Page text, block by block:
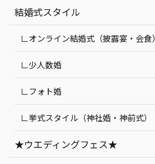
結婚式スタイル
∟オンライン結婚式（披露宴・会食）
∟少人数婚
∟フォト婚
∟挙式スタイル（神社婚・神前式）
★ウエディングフェス★